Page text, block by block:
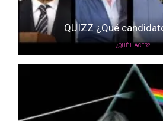
QUIZZ ¿Qué
¿QUÉ HACER?